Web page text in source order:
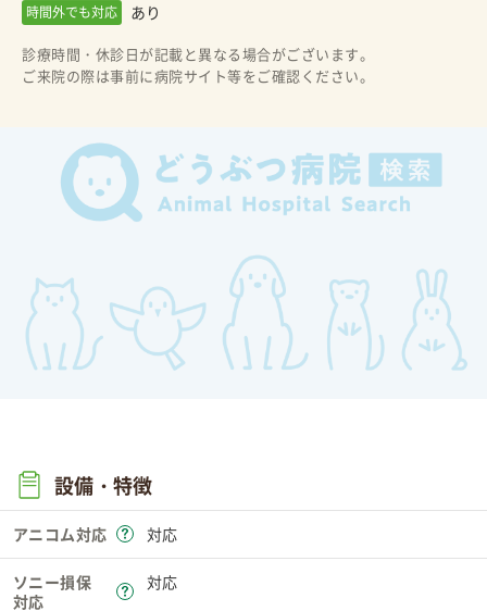
時間外でも対応 あり
診療時間・休診日が記載と異なる場合がございます。
ご来院の際は事前に病院サイト等をご確認ください。
設備・特徴
アニコム対応 対応
ソニー損保
対応
対応